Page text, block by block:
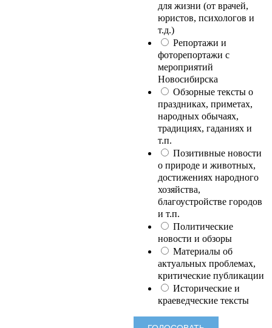
для жизни (от врачей,
юристов, психологов и
т.д.)
Репортажи и
фоторепортажи с
мероприятий
Новосибирска
Обзорные тексты о
праздниках, приметах,
народных обычаях,
традициях, гаданиях и
т.п.
Позитивные новости
о природе и животных,
достижениях народного
хозяйства,
благоустройстве городов
и т.п.
Политические
новости и обзоры
Материалы об
актуальных проблемах,
критические публикации
Исторические и
краеведческие тексты